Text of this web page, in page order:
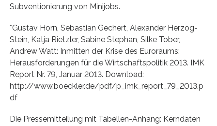
Subventionierung von Minijobs.
*Gustav Horn, Sebastian Gechert, Alexander Herzog-
Stein, Katja Rietzler, Sabine Stephan, Silke Tober,
Andrew Watt: Inmitten der Krise des Euroraums:
Herausforderungen für die Wirtschaftspolitik 2013. IMK
Report Nr. 79, Januar 2013. Download:
http://www.boeckler.de/pdf/p_imk_report_79_2013.p
df
Die Pressemitteilung mit Tabellen-Anhang: Kerndaten